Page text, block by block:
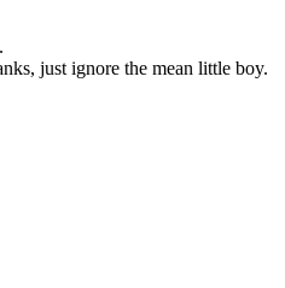
just ignore the mean little boy.